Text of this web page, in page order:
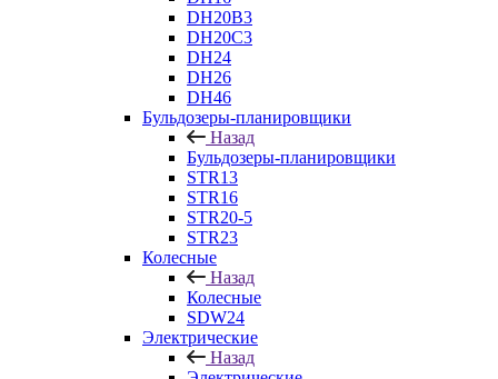
DH20B3
DH20C3
DH24
DH26
DH46
Бульдозеры-планировщики
Назад
Бульдозеры-планировщики
STR13
STR16
STR20-5
STR23
Колесные
Назад
Колесные
SDW24
Электрические
Назад